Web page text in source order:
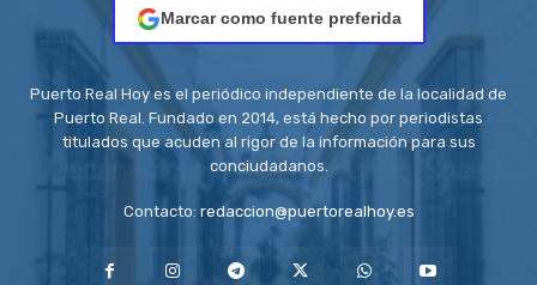
Marcar como fuente preferida
Puerto Real Hoy es el periódico independiente de la localidad de
Puerto Real. Fundado en 2014, está hecho por periodistas
titulados que acuden al rigor de la información para sus
conciudadanos.
Contacto: redaccion@puertorealhoy.es